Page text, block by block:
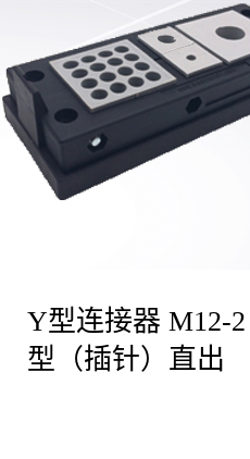
Y型连接器 M12-
型（插针）直出